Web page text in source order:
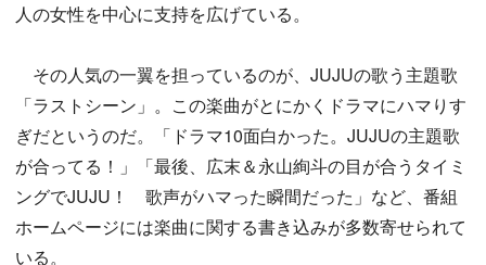
人の女性を中心に支持を広げている。
その人気の一翼を担っているのが、JUJUの歌う主題歌
「ラストシーン」。この楽曲がとにかくドラマにハマりす
ぎだというのだ。「ドラマ10面白かった。JUJUの主題歌
が合ってる！」「最後、広末＆永山絢斗の目が合うタイミ
ングでJUJU！ 歌声がハマった瞬間だった」など、番組
ホームページには楽曲に関する書き込みが多数寄せられて
いる。